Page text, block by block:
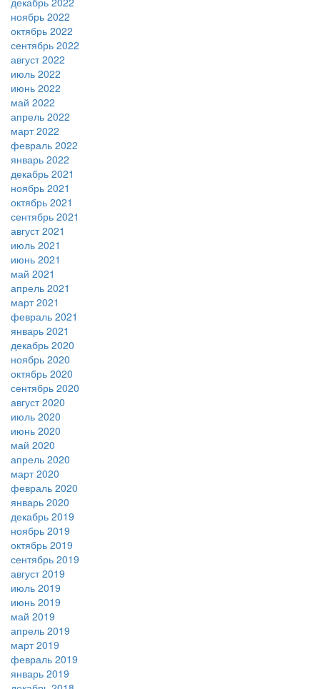
ноябрь 2022
октябрь 2022
сентябрь 2022
август 2022
июль 2022
июнь 2022
май 2022
апрель 2022
март 2022
февраль 2022
январь 2022
декабрь 2021
ноябрь 2021
октябрь 2021
сентябрь 2021
август 2021
июль 2021
июнь 2021
май 2021
апрель 2021
март 2021
февраль 2021
январь 2021
декабрь 2020
ноябрь 2020
октябрь 2020
сентябрь 2020
август 2020
июль 2020
июнь 2020
май 2020
апрель 2020
март 2020
февраль 2020
январь 2020
декабрь 2019
ноябрь 2019
октябрь 2019
сентябрь 2019
август 2019
июль 2019
июнь 2019
май 2019
апрель 2019
март 2019
февраль 2019
январь 2019